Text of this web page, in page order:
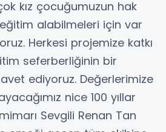
kız çocuğumuzun hak
alabilmeleri için var
Herkesi projemize katkı
seferberliğinin bir
ediyoruz. Değerlerimize
nice 100 yıllar
Sevgili Renan Tan